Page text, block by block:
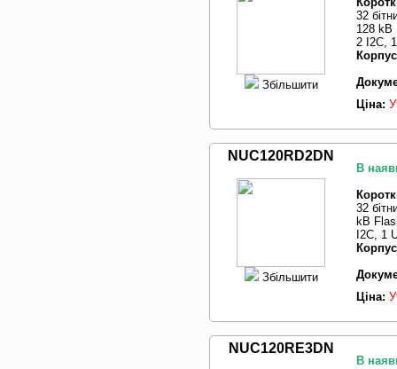
Збільшити
32
128 kB
2 I2C,
Ціна:
NUC120RD2DN
Збільшити
В
32
kB
I2C, 1
Ціна:
NUC120RE3DN
В